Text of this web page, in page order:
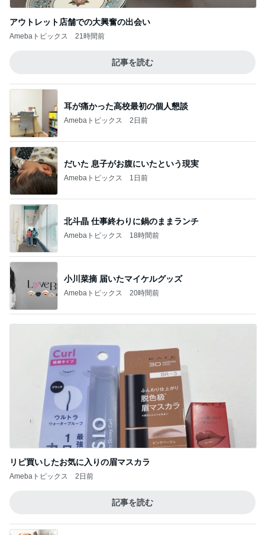
アウトレット店舗での大興奮の出会い
Amebaトピックス 21時間前
記事を読む
耳が痛かった高校最初の個人懇談
Amebaトピックス 2日前
だいた 息子がお腹にいたという現実
Amebaトピックス 1日前
北斗晶 仕事終わりに鍋のままランチ
Amebaトピックス 18時間前
小川菜摘 届いたマイケルグッズ
Amebaトピックス 20時間前
リピ買いしたお気に入りの眉マスカラ
Amebaトピックス 2日前
記事を読む